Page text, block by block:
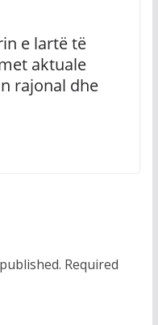
e lartë të
aktuale
rajonal dhe
Required